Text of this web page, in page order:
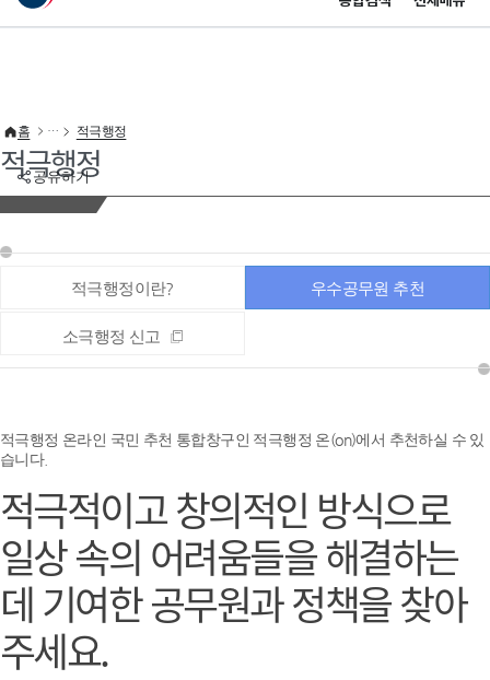
이 누리집은 대한민국 공식 전자정부 누리집입니다.
공유하기
홈 적극행정
적극행정
적극행정이란? 우수공무원 추천
소극행정 신고
적극행정 온라인 국민 추천 통합창구인 적극행정 온(on)에서 추천하실 수 있
습니다.
적극적이고 창의적인 방식으로
일상 속의 어려움들을 해결하는
데 기여한공무원과 정책을 찾아
주세요.